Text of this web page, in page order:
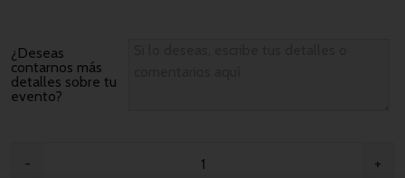
¿Deseas
contarnos más
detalles sobre tu
evento?